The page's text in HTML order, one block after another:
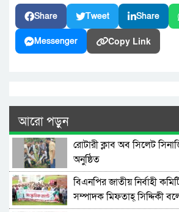
Share Tweet Share
Messenger Copy Link
আরো পড়ুন
রোটারী ক্লাব অব সিলেট
অনুষ্ঠিত
বিএনপির জাতীয় নির্বাহী
সম্পাদক মিফতাহ্ সিদ্দিকী